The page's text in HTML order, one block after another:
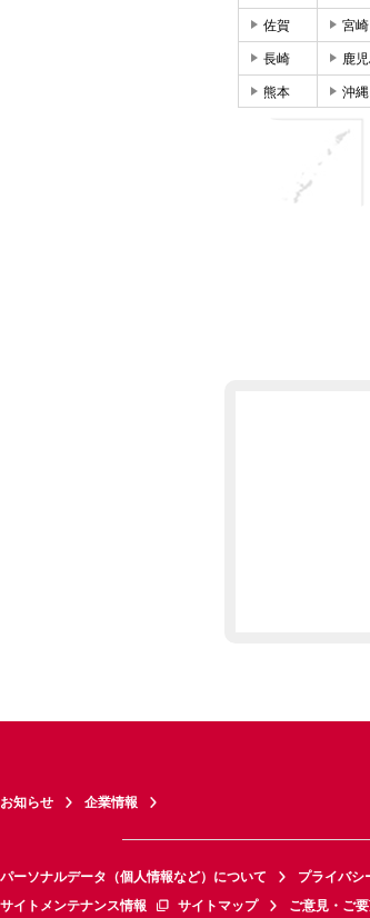
佐賀 宮崎
長崎 鹿
熊本 沖縄
お知らせ 企業情報
パーソナルデータ（個人情報など）について プライバシ
サイトメンテナンス情報
サイトマップ ご意見・ご